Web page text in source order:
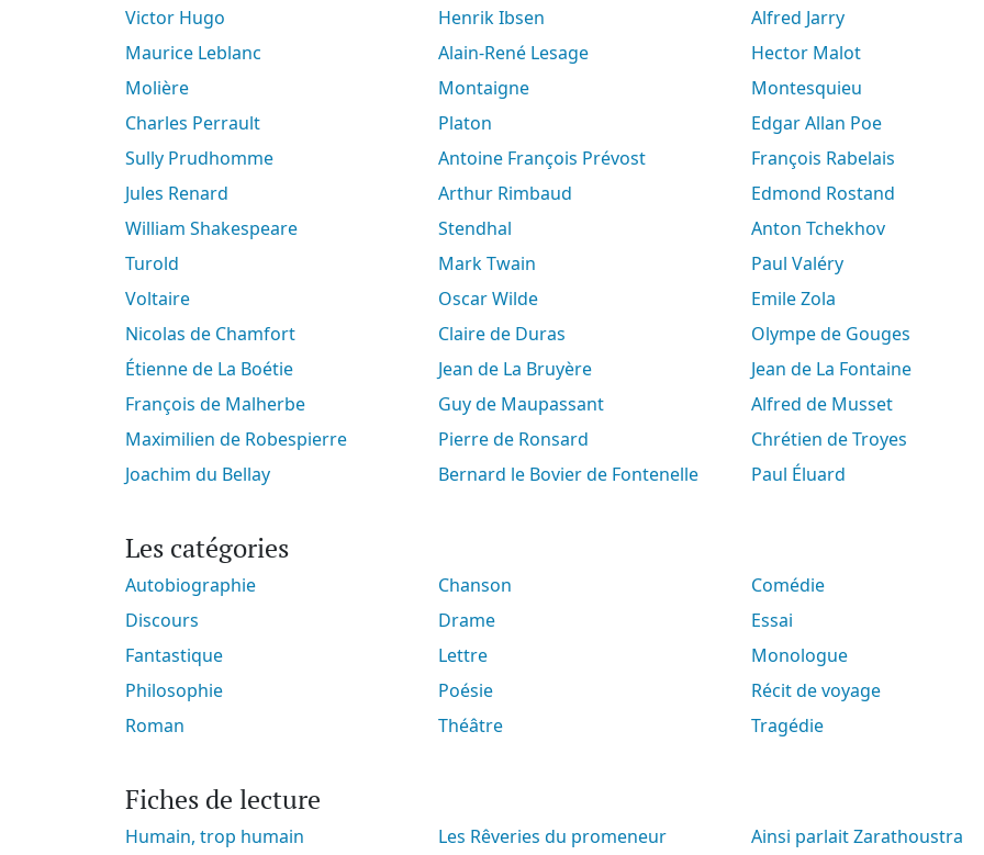
Victor Hugo
Henrik Ibsen
Alfred Jarry
Maurice Leblanc
Alain-René Lesage
Hector Malot
Molière
Montaigne
Montesquieu
Charles Perrault
Platon
Edgar Allan Poe
Sully Prudhomme
Antoine François Prévost
François Rabelais
Jules Renard
Arthur Rimbaud
Edmond Rostand
William Shakespeare
Stendhal
Anton Tchekhov
Turold
Mark Twain
Paul Valéry
Voltaire
Oscar Wilde
Emile Zola
Nicolas de Chamfort
Claire de Duras
Olympe de Gouges
Étienne de La Boétie
Jean de La Bruyère
Jean de La Fontaine
François de Malherbe
Guy de Maupassant
Alfred de Musset
Maximilien de Robespierre
Pierre de Ronsard
Chrétien de Troyes
Joachim du Bellay
Bernard le Bovier de Fontenelle Paul Éluard
Les catégories
Autobiographie Chanson
Comédie
Discours
Drame
Essai
Fantastique
Lettre
Monologue
Philosophie
Poésie
Récit de voyage
Roman
Théâtre Tragédie
Fiches de lecture
Humain, trop humain
Les Rêveries du promeneur
Ainsi parlait Zarathoustra